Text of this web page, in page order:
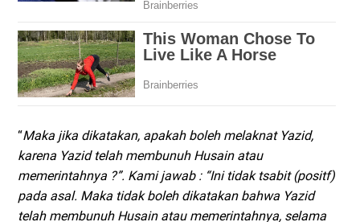
“Maka jika dikatakan, apakah boleh melaknat Yazid,
karena Yazid telah membunuh Husain atau
memerintahnya ?”. Kami jawab : “Ini tidak tsabit (positf)
pada asal. Maka tidak boleh dikatakan bahwa Yazid
telah membunuh Husain atau memerintahnya, selama